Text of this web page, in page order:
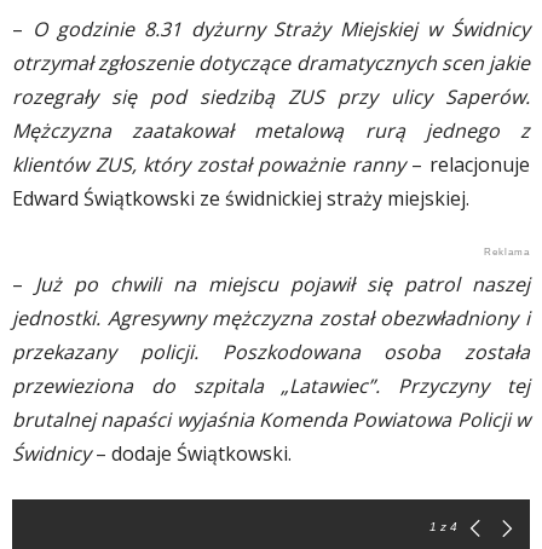
– O godzinie 8.31 dyżurny Straży Miejskiej w Świdnicy
otrzymał zgłoszenie dotyczące dramatycznych scen jakie
rozegrały się pod siedzibą ZUS przy ulicy Saperów.
Mężczyzna zaatakował metalową rurą jednego z
klientów ZUS, który został poważnie ranny– relacjonuje
Edward Świątkowski ze świdnickiej straży miejskiej.
– Już po chwili na miejscu pojawił się patrol naszej
jednostki. Agresywny mężczyzna został obezwładniony i
przekazany policji. Poszkodowana osoba została
przewieziona do szpitala „Latawiec”. Przyczyny tej
brutalnej napaści wyjaśnia Komenda Powiatowa Policji w
Świdnicy– dodaje Świątkowski.
1 z 4